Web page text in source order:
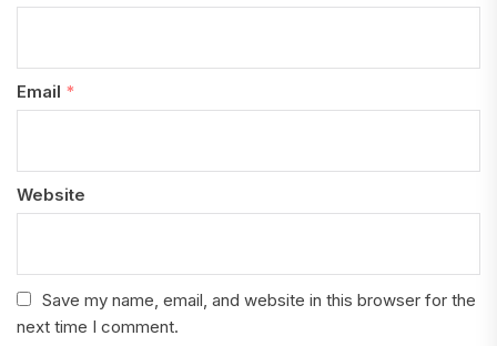
Email *
Website
Save my name, email, and website in this browser for the
next time I comment.